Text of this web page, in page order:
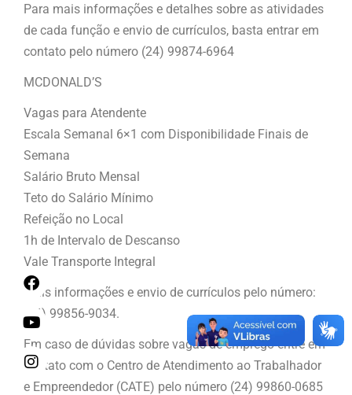
Para mais informações e detalhes sobre as atividades
de cada função e envio de currículos, basta entrar em
contato pelo número (24) 99874-6964
MCDONALD’S
Vagas para Atendente
Escala Semanal 6×1 com Disponibilidade Finais de
Semana
Salário Bruto Mensal
Teto do Salário Mínimo
Refeição no Local
1h de Intervalo de Descanso
Vale Transporte Integral
Mais informações e envio de currículos pelo número:
(24) 99856-9034.
Em caso de dúvidas sobre vagas de emprego entre em
contato com o Centro de Atendimento ao Trabalhador
e Empreendedor (CATE) pelo número (24) 99860-0685